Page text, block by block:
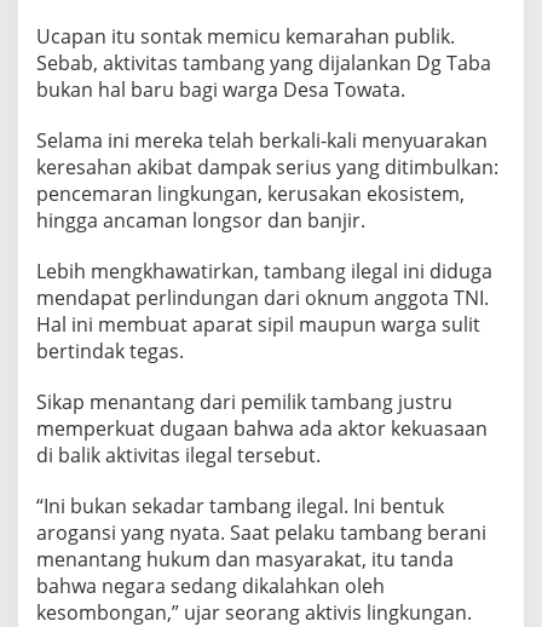
i
T
a
a
n
g
H
u
m
Ucapan itu sontak memicu kemarahan publik.
Sebab, aktivitas tambang yang dijalankan Dg Taba
bukan hal baru bagi warga Desa Towata.
Selama ini mereka telah berkali-kali menyuarakan
keresahan akibat dampak serius yang ditimbulkan:
pencemaran lingkungan, kerusakan ekosistem,
hingga ancaman longsor dan banjir.
Lebih mengkhawatirkan, tambang ilegal ini diduga
mendapat perlindungan dari oknum anggota TNI.
Hal ini membuat aparat sipil maupun warga sulit
bertindak tegas.
Sikap menantang dari pemilik tambang justru
memperkuat dugaan bahwa ada aktor kekuasaan
di balik aktivitas ilegal tersebut.
“Ini bukan sekadar tambang ilegal. Ini bentuk
arogansi yang nyata. Saat pelaku tambang berani
menantang hukum dan masyarakat, itu tanda
bahwa negara sedang dikalahkan oleh
kesombongan,” ujar seorang aktivis lingkungan.